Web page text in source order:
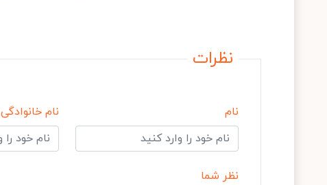
نظرات
نام نام خانوادگی
نظر شما